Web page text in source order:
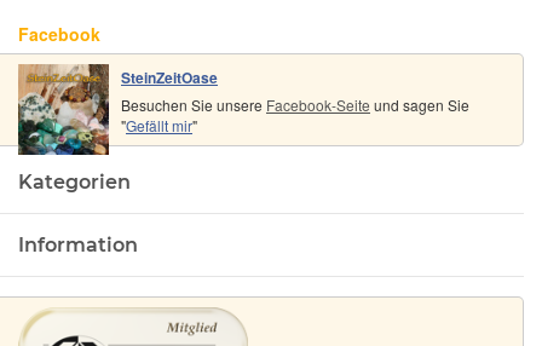
Facebook
SteinZeitOase
Besuchen Sie unsere Facebook-Seite und sagen Sie
"Gefällt mir"
Kategorien
Information